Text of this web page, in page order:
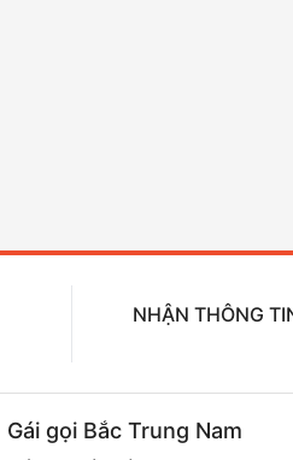
NHẬN THÔNG
Gái gọi Bắc Trung Nam